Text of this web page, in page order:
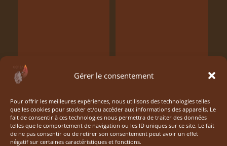
Gérer le consentement
Pour offrir les meilleures expériences, nous utilisons des technologies telles
que les cookies pour stocker et/ou accéder aux informations des appareils. Le
fait de consentir à ces technologies nous permettra de traiter des données
telles que le comportement de navigation ou les ID uniques sur ce site. Le fait
de ne pas consentir ou de retirer son consentement peut avoir un effet
négatif sur certaines caractéristiques et fonctions.